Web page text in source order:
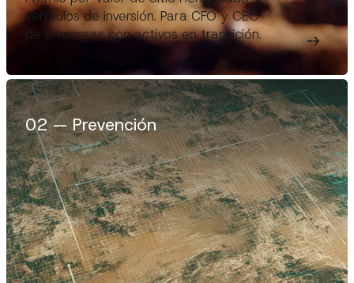
vehículos de inversión. Para CFO y CEO
de empresas con activos en transición.
02—Prevención